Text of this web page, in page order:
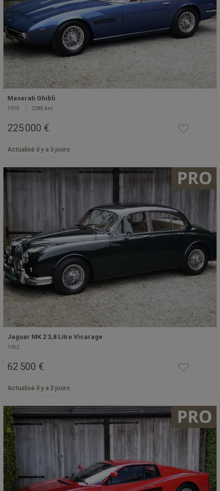
Maserati Ghibli
1970 2285 km
225 000 €
Actualisé il y a 3 jours
Jaguar MK 2 3,8 Litre Vicarage
1962
62 500 €
Actualisé il y a 3 jours